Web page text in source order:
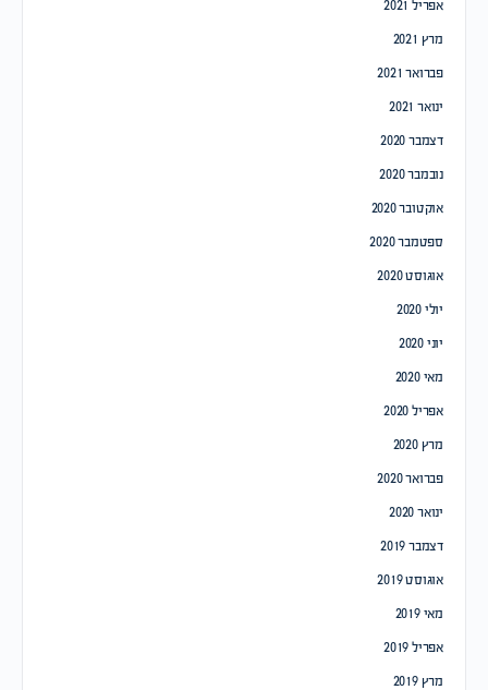
אפריל 2021
מרץ 2021
פברואר 2021
ינואר 2021
דצמבר 2020
נובמבר 2020
אוקטובר 2020
ספטמבר 2020
אוגוסט 2020
יולי 2020
יוני 2020
מאי 2020
אפריל 2020
מרץ 2020
פברואר 2020
ינואר 2020
דצמבר 2019
אוגוסט 2019
מאי 2019
אפריל 2019
מרץ 2019